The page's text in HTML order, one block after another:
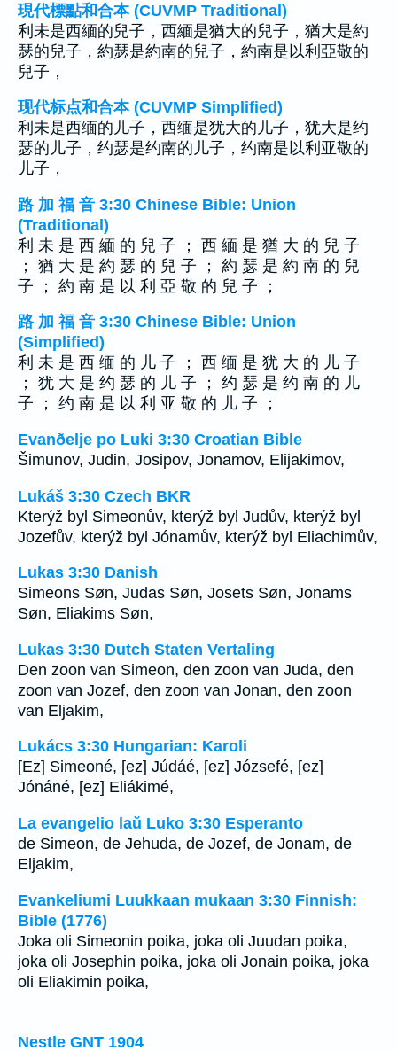
現代標點和合本 (CUVMP Traditional)
利未是西緬的兒子，西緬是猶大的兒子，猶大是約
瑟的兒子，約瑟是約南的兒子，約南是以利亞敬的
兒子，
现代标点和合本 (CUVMP Simplified)
利未是西缅的儿子，西缅是犹大的儿子，犹大是约
瑟的儿子，约瑟是约南的儿子，约南是以利亚敬的
儿子，
路 加 福 音 3:30 Chinese Bible: Union
(Traditional)
利 未 是 西 緬 的 兒 子 ； 西 緬 是 猶 大 的 兒 子
； 猶 大 是 約 瑟 的 兒 子 ； 約 瑟 是 約 南 的 兒
子 ； 約 南 是 以 利 亞 敬 的 兒 子 ；
路 加 福 音 3:30 Chinese Bible: Union
(Simplified)
利 未 是 西 缅 的 儿 子 ； 西 缅 是 犹 大 的 儿 子
； 犹 大 是 约 瑟 的 儿 子 ； 约 瑟 是 约 南 的 儿
子 ； 约 南 是 以 利 亚 敬 的 儿 子 ；
Evanðelje po Luki 3:30 Croatian Bible
Šimunov, Judin, Josipov, Jonamov, Elijakimov,
Lukáš 3:30 Czech BKR
Kterýž byl Simeonův, kterýž byl Judův, kterýž byl
Jozefův, kterýž byl Jónamův, kterýž byl Eliachimův,
Lukas 3:30 Danish
Simeons Søn, Judas Søn, Josets Søn, Jonams
Søn, Eliakims Søn,
Lukas 3:30 Dutch Staten Vertaling
Den zoon van Simeon, den zoon van Juda, den
zoon van Jozef, den zoon van Jonan, den zoon
van Eljakim,
Lukács 3:30 Hungarian: Karoli
[Ez] Simeoné, [ez] Júdáé, [ez] Józsefé, [ez]
Jónáné, [ez] Eliákimé,
La evangelio laŭ Luko 3:30 Esperanto
de Simeon, de Jehuda, de Jozef, de Jonam, de
Eljakim,
Evankeliumi Luukkaan mukaan 3:30 Finnish:
Bible (1776)
Joka oli Simeonin poika, joka oli Juudan poika,
joka oli Josephin poika, joka oli Jonain poika, joka
oli Eliakimin poika,
Nestle GNT 1904